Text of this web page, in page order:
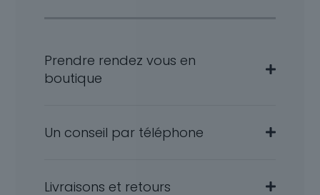
Prendre rendez vous en
boutique
Un conseil par téléphone
Livraisons et retours